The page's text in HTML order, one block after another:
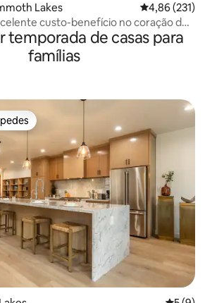
Lakes 4,86 de uma
4,86 (231)
custo-benefício no coração de
temporada de casas para
famílias